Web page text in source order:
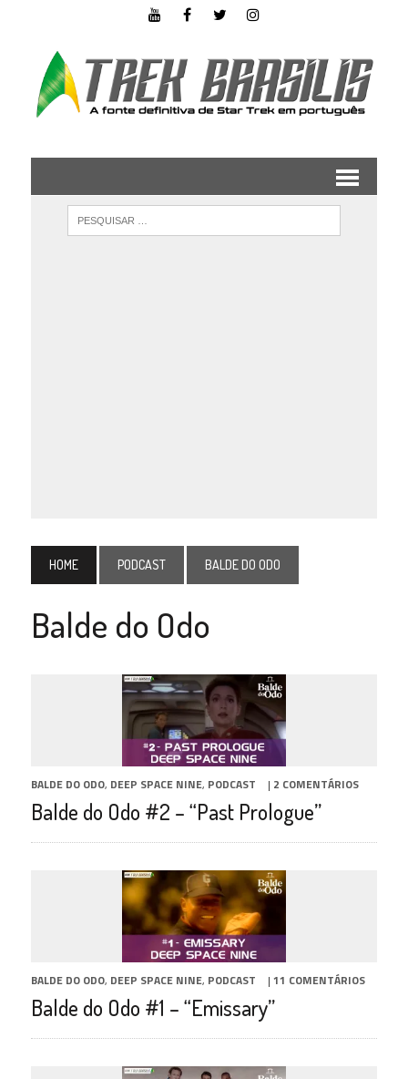
HOME PODCAST BALDE DO ODO
Balde do Odo
BALDE DO ODO, DEEP SPACE NINE, PODCAST | 2 COMENTÁRIOS
Balde do Odo #2 – “Past Prologue”
BALDE DO ODO, DEEP SPACE NINE, PODCAST | 11 COMENTÁRIOS
Balde do Odo #1 – “Emissary”